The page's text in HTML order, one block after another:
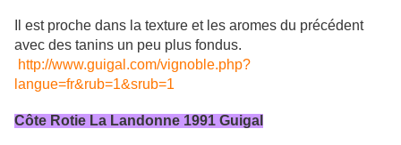
Il est proche dans la texture et les aromes du précédent
avec des tanins un peu plus fondus.
http://www.guigal.com/vignoble.php?
langue=fr&rub=1&srub=1
Côte Rotie La Landonne 1991 Guigal